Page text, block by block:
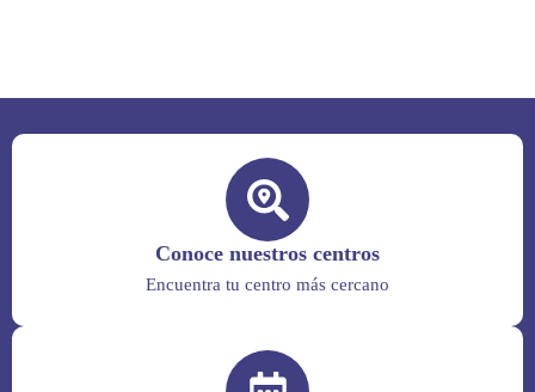
Conoce nuestros centros
Encuentra tu centro más cercano